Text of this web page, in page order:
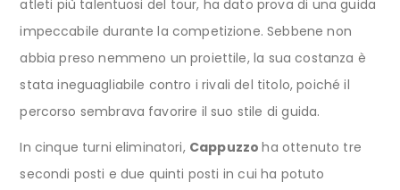
atleti più talentuosi del tour, ha dato prova di una guida
impeccabile durante la competizione. Sebbene non
abbia preso nemmeno un proiettile, la sua costanza è
stata ineguagliabile contro i rivali del titolo, poiché il
percorso sembrava favorire il suo stile di guida.
In cinque turni eliminatori, Cappuzzoha ottenuto tre
secondi posti e due quinti posti in cui ha potuto